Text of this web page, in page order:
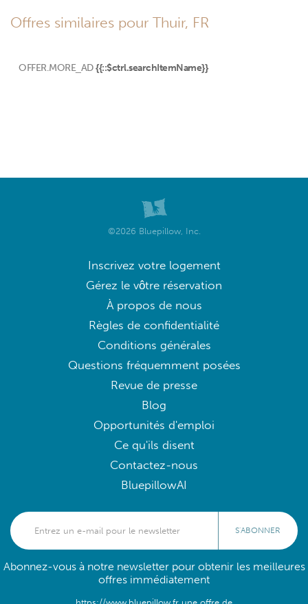
Offres similaires pour Thuir, FR
OFFER.MORE_AD {{::$ctrl.searchItemName}}
©2026 Bluepillow, Inc.
Inscrivez votre logement
Gérez le vôtre réservation
À propos de nous
Règles de confidentialité
Conditions générales
Questions fréquemment posées
Revue de presse
Blog
Opportunités d'emploi
Ce qu'ils disent
Contactez-nous
BluepillowAI
S'ABONNER
Abonnez-vous à notre newsletter pour obtenir les meilleures
offres immédiatement